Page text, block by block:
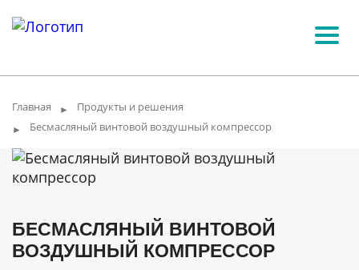
Главная ► Продукты и решения
► Бесмасляный винтовой воздушный компрессор
БЕСМАСЛЯНЫЙ ВИНТОВОЙ
ВОЗДУШНЫЙ КОМПРЕССОР